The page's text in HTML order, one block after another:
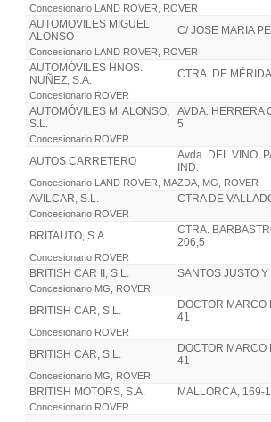
Concesionario LAND ROVER, ROVER
AUTOMOVILES MIGUEL
ALONSO
C/ JOSE MARIA
Concesionario LAND ROVER, ROVER
AUTOMÓVILES HNOS.
NUÑEZ, S.A.
CTRA. DE
Concesionario ROVER
AUTOMÓVILES M. ALONSO,
S.L.
AVDA. HERRERA
5
Concesionario ROVER
AUTOS CARRETERO
Avda. DEL VINO,
IND.
Concesionario LAND ROVER, MAZDA, MG, ROVER
AVILCAR, S.L. CTRA DE
Concesionario ROVER
BRITAUTO, S.A.
CTRA.
206,5
Concesionario ROVER
BRITISH CAR II, S.L. SANTOS JUSTO Y
Concesionario MG, ROVER
BRITISH CAR, S.L.
DOCTOR MARCO
41
Concesionario ROVER
BRITISH CAR, S.L.
DOCTOR MARCO
41
Concesionario MG, ROVER
BRITISH MOTORS, S.A. MALLORCA, 169-
Concesionario ROVER